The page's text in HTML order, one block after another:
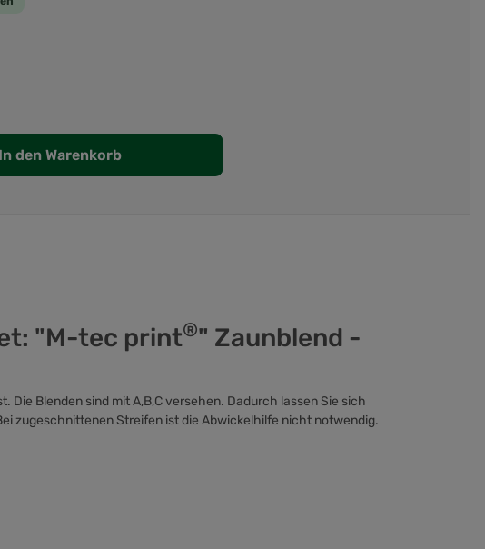
In den Warenkorb
"M-tec print®" Zaunblend -
Blenden sind mit A,B,C versehen. Dadurch lassen Sie sich
zugeschnittenen Streifen ist die Abwickelhilfe nicht notwendig.